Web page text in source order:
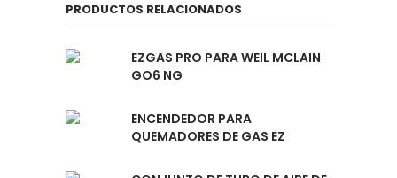
PRODUCTOS RELACIONADOS
EZGAS PRO PARA WEIL MCLAIN
GO6 NG
ENCENDEDOR PARA
QUEMADORES DE GAS EZ